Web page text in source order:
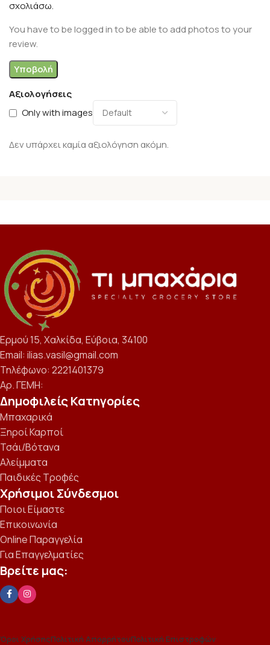
Αξιολογήσεις
Only with images
Δεν υπάρχει καμία αξιολόγηση ακόμη.
σχολιάσω.
You have to be logged in to be able to add photos to your
review.
Ερμού 15, Χαλκίδα, Εύβοια, 34100
Email: ilias.vasil@gmail.com
Τηλέφωνο: 2221401379
Αρ. ΓΕΜΗ:
Δημοφιλείς Κατηγορίες
Μπαχαρικά
Ξηροί Καρποί
Τσάι/Βότανα
Αλείμματα
Παιδικές Τροφές
Χρήσιμοι Σύνδεσμοι
Ποιοι Είμαστε
Επικοινωνία
Online Παραγγελία
Για Επαγγελματίες
Βρείτε μας:
Όροι ΧρήσηςΠολιτική ΑπορρήτουΠολιτική Επιστροφών